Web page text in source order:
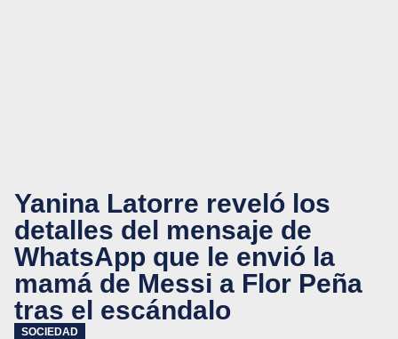
Yanina Latorre reveló los
detalles del mensaje de
WhatsApp que le envió la
mamá de Messi a Flor Peña
tras el escándalo
SOCIEDAD